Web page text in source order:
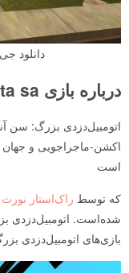
دانلود جی
درباره بازی gta sa فارسی اندروید
اتومبیل‌دزدی بزرگ: سن
اکشن-ماجراجویی و جهان
است
که توسط راک‌استار نورث
شده‌است. اتومبیل‌دزدی
بازی‌های اتومبیل‌دزدی